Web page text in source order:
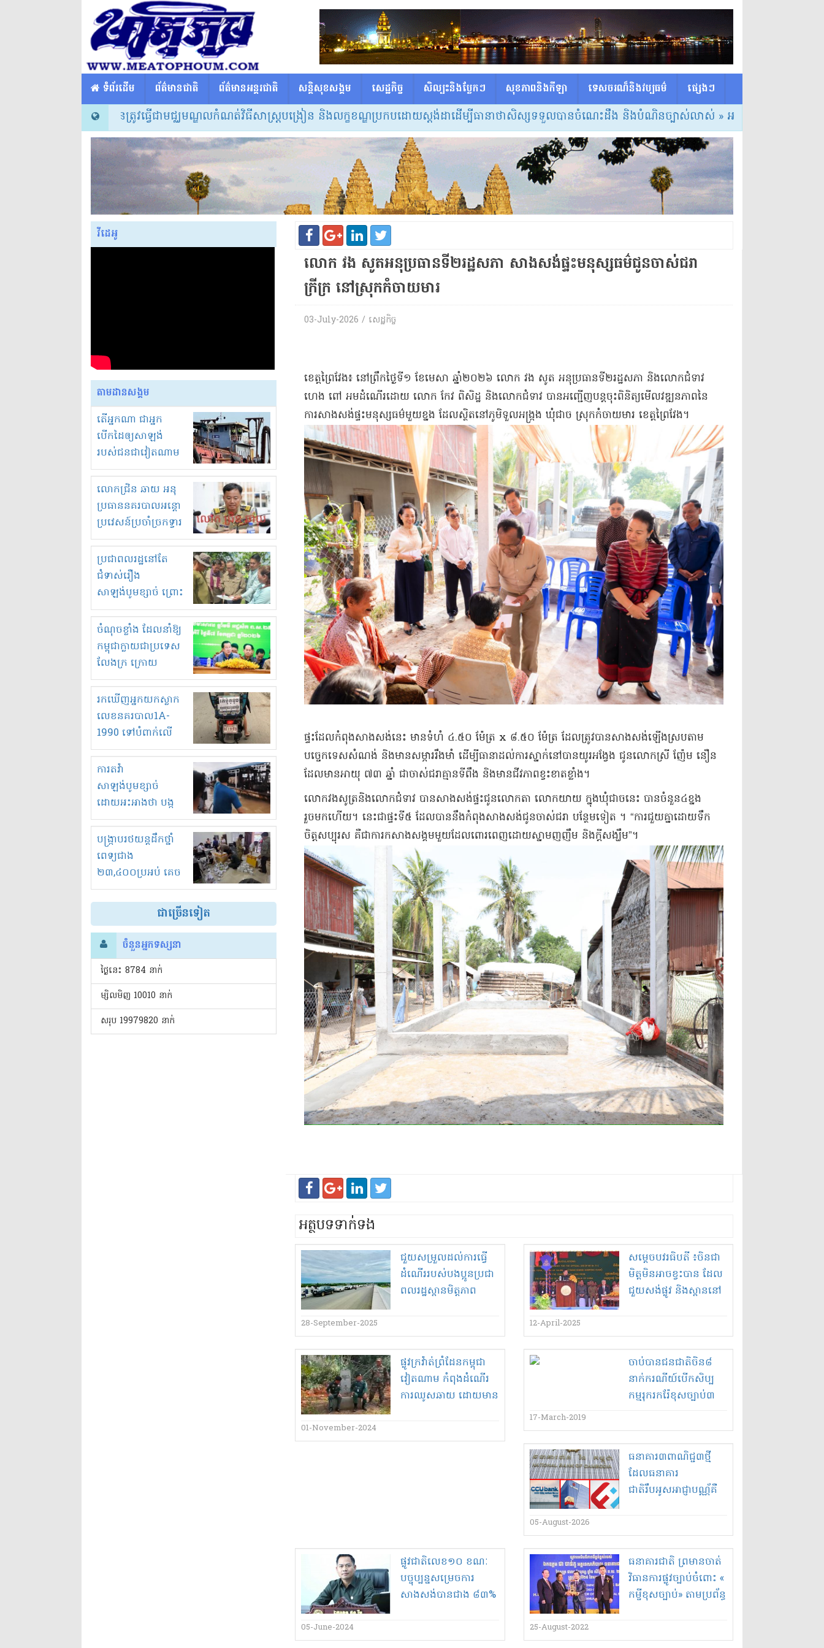
​​ ទំព័រដើម ព័ត៌មានជាតិ ព័ត៌មានអន្តរជាតិ សន្តិសុខសង្គម សេដ្ឋកិច្ច សិល្បះនិងប្លែកៗ សុខភាពនិងកីឡា ទេសចរណ៏និងវប្បធម៌ ផ្សេង​ៗ
េចធិបតី៖ សាលារៀនត្រូវធ្វើជាមជ្ឈមណ្ឌលកំណត់វិធីសាស្ត្របង្រៀន និងលក្ខខណ្ឌប្រកបដោយស្តង់ដាដើម្បីធានាថាសិស្សទទួលបានចំណេះដឹង និងបំណិនច្បាស់លាស់» អង្គការសង្គមស៊ីវិលជាច្រើន
វីដេអូ
តាមដានសង្គម
តើអ្នកណា ជាអ្នក
បើកដៃឲ្យសាឡង់
របស់ជនជាវៀតណាម
ចូល មកខុស
ច្បាប់លួចបូមខ្សាច់នៅ
ក្នុងប្រទេសកម្ពុជា
លោកជ្រិន ឆាយ អនុ
ប្រធាននគរបាលអន្តោ
ប្រវេសន៍ប្រចាំច្រកទ្វារ
ព្រំដែនភ្នំឌិន និងឈ្មួញ
មួយចំនួនទៀត
កំពង់តែគុបគិតគ្នា
ធ្វើសកម្មភាពរកស៊ីនិង
ស្តុកទំនិញគេចពន្ធ?
ប្រជាពលរដ្ឋនៅតែ
ជំទាស់រឿង
សាឡង់បូមខ្សាច់ ព្រោះ
ខ្លាចបាក់ច្រាំងទៀត!
ចំណុចខ្លាំង ដែលនាំឱ្យ
កម្ពុជាក្លាយជាប្រទេស
លែងក្រ ក្រោយ
ឆ្នាំ២០៣០
រកឃើញអ្នកយកស្លាក
លេខនគរបាល1A-
1990 ទៅបំពាក់លើ
ម៉ូតូរបស់ខ្លួន ដាកផ្លាក
រត់ឌុបហើយ
ការតវ៉ា
សាឡង់បូមខ្សាច់
ដោយអះអាងថា បង្ក
បាក់ច្រាំងទន្លេ និង
រំខានទាំងយប់ទាំងថ្ងៃ
បង្ក្រាបរថយន្តដឹកថ្នាំ
ពេទ្យជាង
២៣,៤០០ប្រអប់ គេច
ពន្ធនិងអត់ច្បាប់នាំ
ចូល!?
ជាច្រើនទៀត
ចំនួនអ្នកទស្សនា
ថ្ងៃនេះ​ 8784 នាក់
ម្សិលមិញ 10010 នាក់
សរុប 19979820 នាក់
លោក វង សូតអនុប្រធានទី២រដ្ឋសភា សាងសង់ផ្ទះមនុស្សធម៌ជូនចាស់ជរា
ក្រីក្រ នៅស្រុកកំចាយមារ
03-July-2026 / សេដ្ឋកិច្ច
ខេត្តព្រៃវែង៖ នៅព្រឹកថ្ងៃទី១ ខែមេសា ឆ្នាំ២០២៦ លោក វង សូត អនុប្រធានទី២រដ្ឋសភា និងលោកជំទាវ
ហេង ពៅ អមដំណើរដោយ លោក កែវ ពិសិដ្ឋ និងលោកជំទាវ បានអញ្ជើញបន្តចុះពិនិត្យមើលវឌ្ឍនភាពនៃ
ការសាងសង់ផ្ទះមនុស្សធម៌មួយខ្នង ដែលស្ថិតនៅភូមិទួលអង្ក្រង ឃុំជាច ស្រុកកំចាយមារ ខេត្តព្រៃវែង។
ផ្ទះដែលកំពុងសាងសង់នេះ មានទំហំ ៤.៥០ ម៉ែត្រ x ៨.៥០ ម៉ែត្រ ដែលត្រូវបានសាងសង់ឡើងស្របតាម
បច្ចេកទេសសំណង់ និងមានសម្ភាររឹងមាំ ដើម្បីធានាដល់ការស្នាក់នៅបានយូរអង្វែង ជូនលោកស្រី ញ៉ែម នឿន
ដែលមានអាយុ ៧៣ ឆ្នាំ ជាចាស់ជរាគ្មានទីពឹង និងមានជីវភាពខ្វះខាតខ្លាំង។
លោកវងសូត្រនិងលោកជំទាវ បានសាងសង់ផ្ទះជូនលោកតា លោកយាយ ក្នុងឃុំជាចនេះ បានចំនួន៤ខ្នង
រួចមកហើយ។ នេះជាផ្ទះទី៥ ដែលបាននឹងកំពុងសាងសង់ជូនចាស់ជរា បន្ថែមទៀត ។ “ការជួយគ្នាដោយទឹក
ចិត្តសប្បុរស គឺជាការកសាងសង្គមមួយដែលពោរពេញដោយស្នាមញញឹម និងក្តីសង្ឃឹម”។
អត្ថបទទាក់ទង
ជួយសម្រួលដល់ការធ្វើ
ដំណើររបស់បងប្អូនប្រជា
ពលរដ្ឋស្ពានមិត្តភាព
រហូតដល់ថ្ងៃទី១ ខែតុលា
ឆ្នាំ២០២៥ ដោយសារទឹក
ទន្លេបន្តហក់ឡើង
28-September-2025
សម្តេច​បវរ​ធិបតី ៖​ចិន​ជា​
មិត្ត​មិនអាច​ខ្វះ​បាន ដែល​
ជួយ​សង់​ផ្លូវ និង​ស្ពាន​នៅ​
ដុល្លារ
12-April-2025
ផ្លូវ​ក្រវ៉ាត់​ព្រំដែន​កម្ពុជា
វៀតណាម កំពុងដំណើរ
ការ​ឈូសឆាយ ដោយមាន​
01-November-2024
ចាប់បាន​ជនជាតិ​ចិន​៨​
នាក់​ករណី​យ៍​បើក​សិប្ប
កម្ម​រុករក​រ៉ែ​ខុសច្បាប់​៣​
តើ​អាច​រកឃើញ​សាច់​
ស្អុយ​ត្រូវ​វះកាត់​ទៀត​អត់​?
17-March-2019
ធនាគារ៣ពាណិជ្ជ៣ថ្មី
ដែលធនាគារ
ជាតិរឹបអូសអាជ្ញាបណ្ណ័គឺ
05-August-2026
ផ្លូវជាតិ​លេខ​១០ ខណៈ​
បច្ចុប្បន្ន​សម្រេចការ​
សាងសង់​បាន​ជាង ៨៣%​
05-June-2024
ធនាគារជាតិ ព្រមាន​ចាត់
វិធានការ​ផ្លូវច្បាប់​ចំពោះ «​
កម្ចី​ខុសច្បាប់​» តាម​ប្រព័ន្ធ​
តាម​ទីកន្លែង​សាធារណៈ​
25-August-2022